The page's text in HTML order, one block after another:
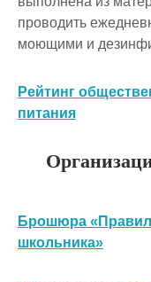
проводить
моющими и
Рейтинг
питания
Брошюра
школьника»